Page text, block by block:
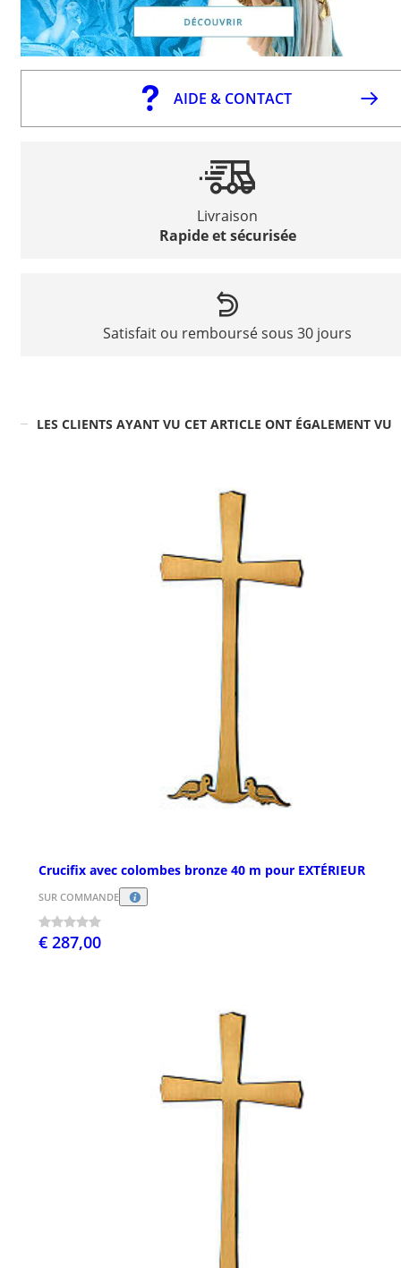
AIDE & CONTACT
Livraison
Rapide et sécurisée
Satisfait ou remboursé sous 30 jours
LES CLIENTS AYANT VU CET ARTICLE ONT ÉGALEMENT VU
Crucifix avec colombes bronze 40 m pour EXTÉRIEUR
SUR COMMANDE
€ 287,00